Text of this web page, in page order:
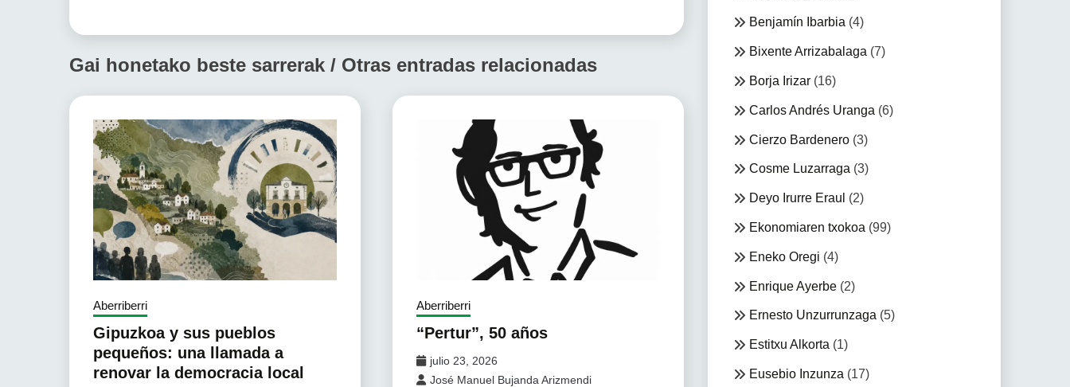
Gai honetako beste sarrerak / Otras entradas relacionadas
Aberriberri
Gipuzkoa y sus pueblos
pequeños: una llamada a
renovar la democracia local
Aberriberri
“Pertur”, 50 años
julio 23, 2026
José Manuel Bujanda Arizmendi
Benjamín Ibarbia (4)
Bixente Arrizabalaga (7)
Borja Irizar(16)
Carlos Andrés Uranga (6)
Cierzo Bardenero(3)
Cosme Luzarraga (3)
Deyo Irurre Eraul (2)
Ekonomiaren txokoa (99)
Eneko Oregi (4)
Enrique Ayerbe(2)
Ernesto Unzurrunzaga (5)
Estitxu Alkorta (1)
Eusebio Inzunza (17)